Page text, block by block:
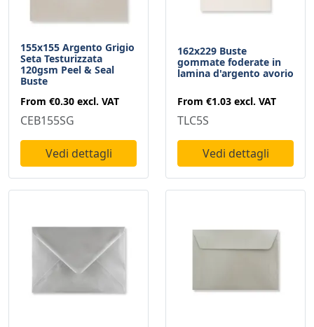
155x155 Argento Grigio
Seta Testurizzata
120gsm Peel & Seal
Buste
From €0.30 excl. VAT
CEB155SG
Vedi dettagli
162x229 Buste
gommate foderate in
lamina d'argento avorio
From €1.03 excl. VAT
TLC5S
Vedi dettagli